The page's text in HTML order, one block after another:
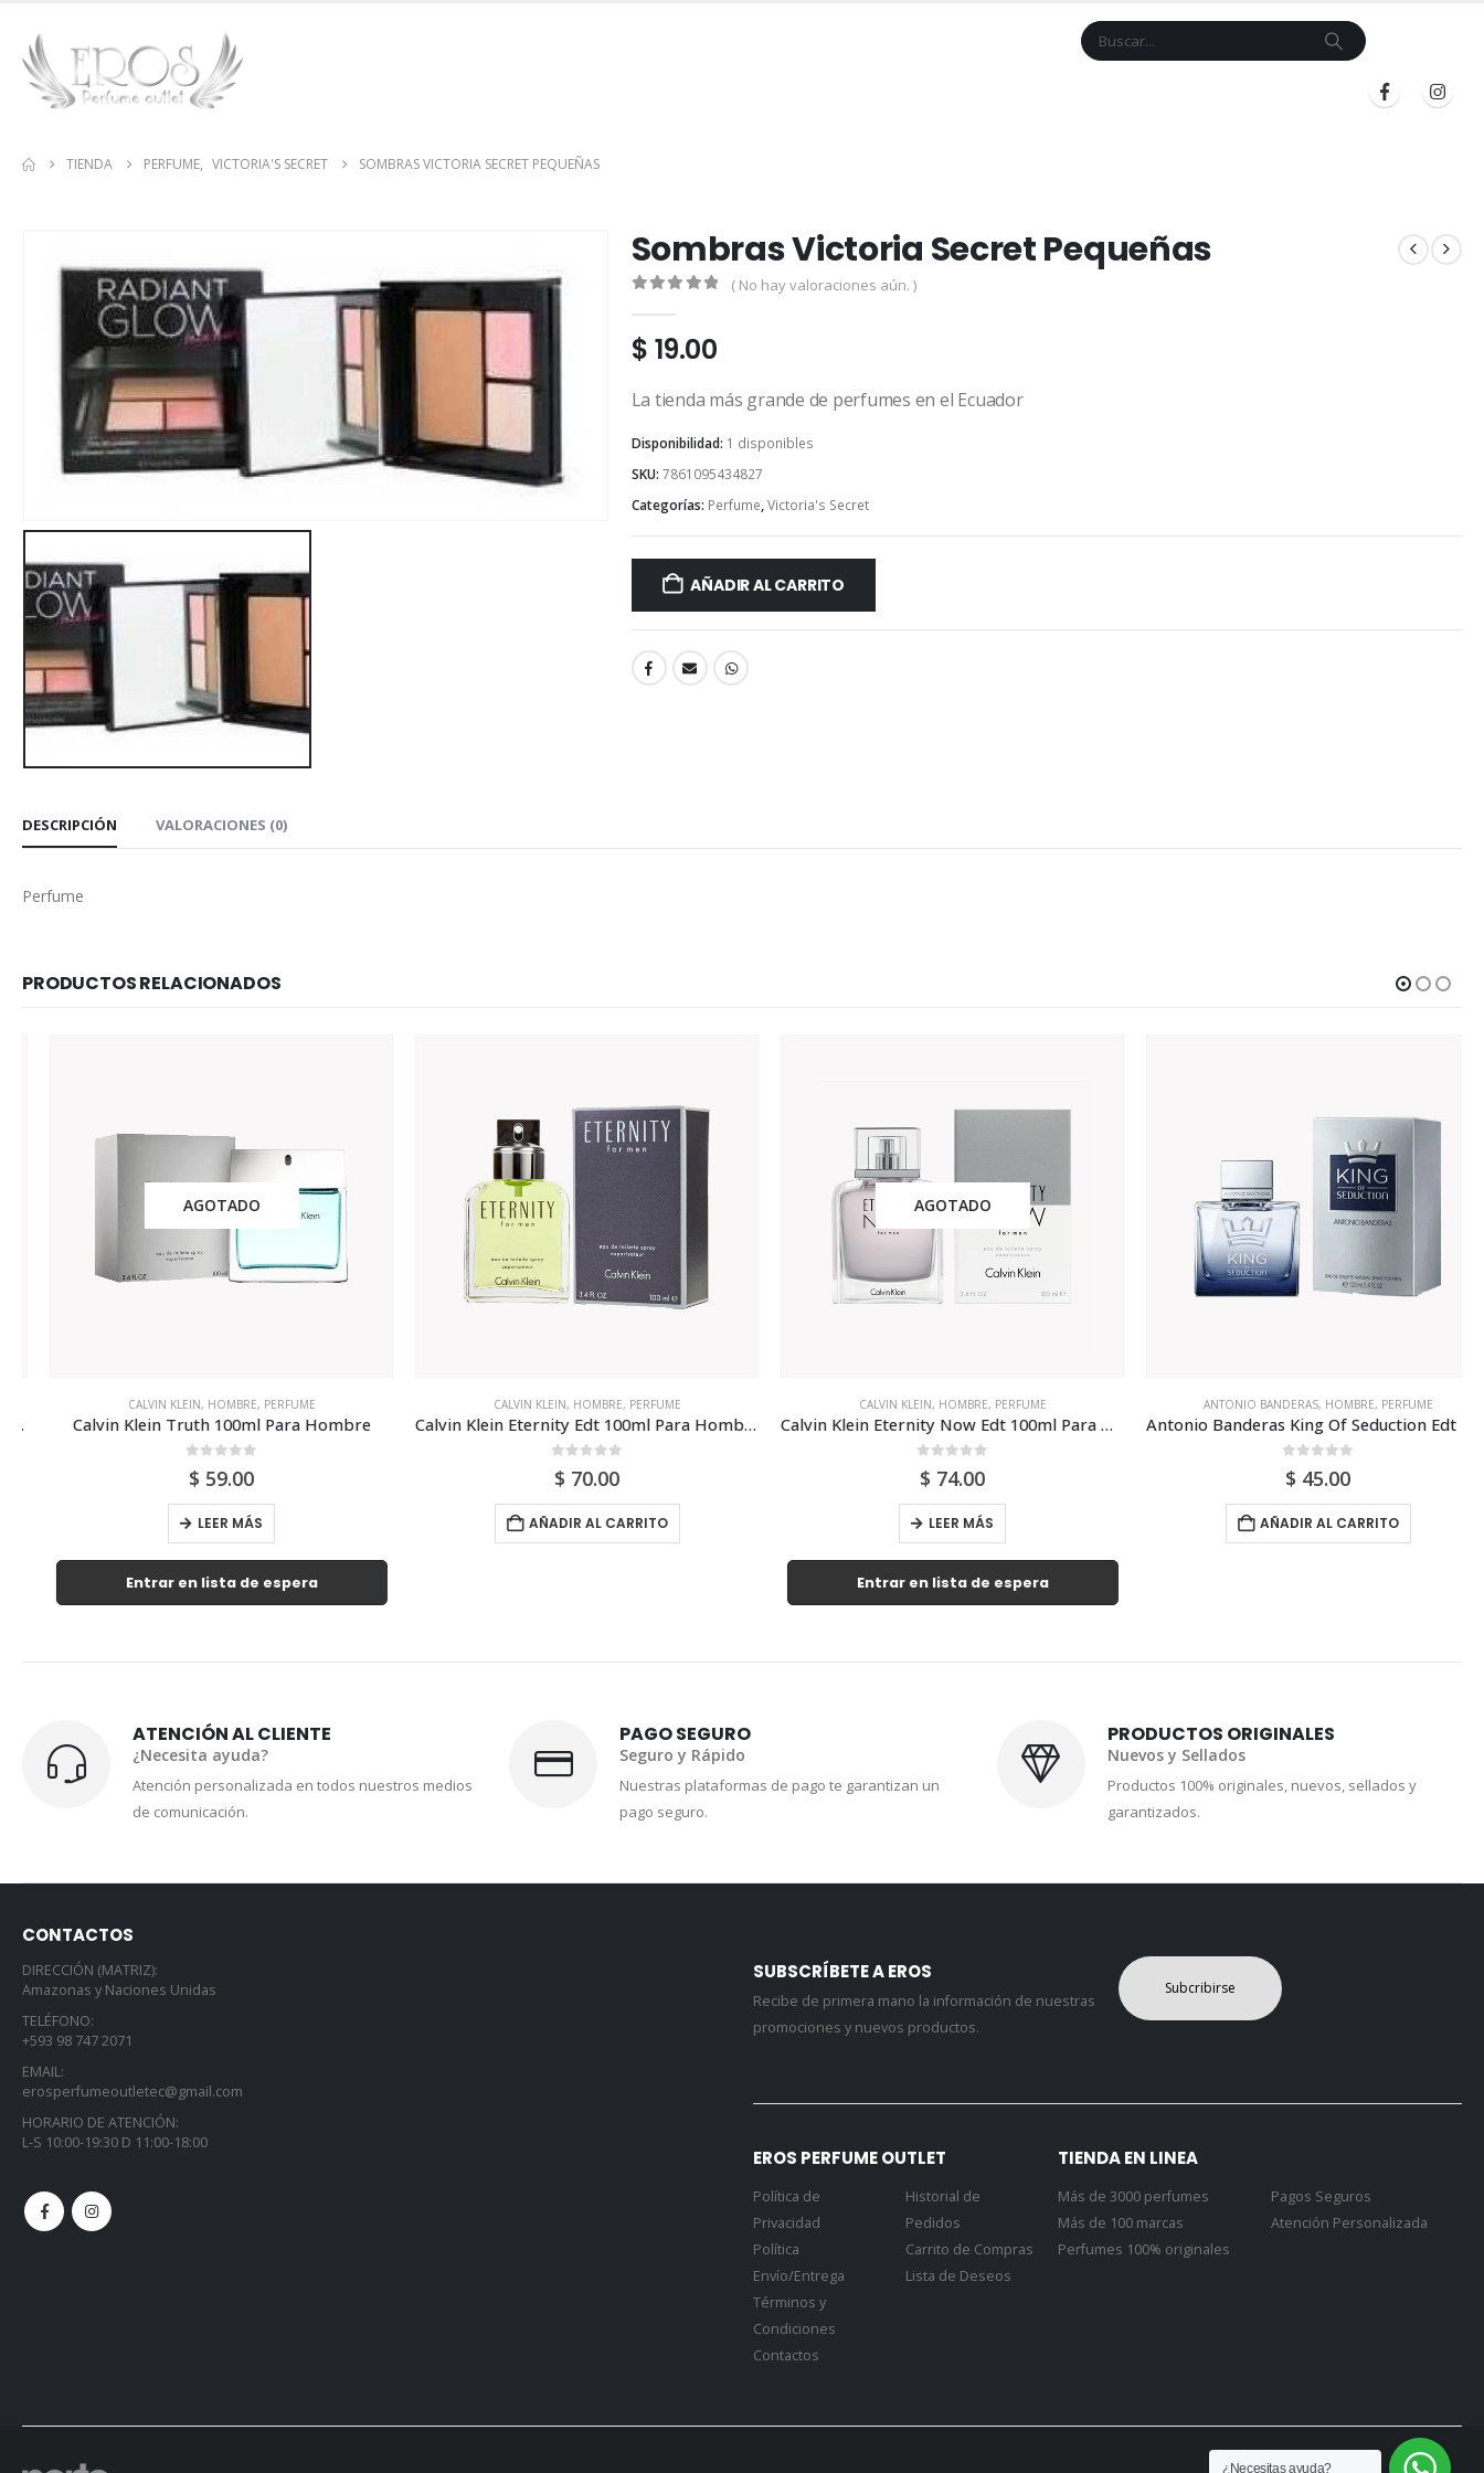
TIENDA PERFUME, VICTORIA'S SECRET SOMBRAS VICTORIA SECRET PEQUEÑAS
Sombras Victoria Secret Pequeñas
( No hay valoraciones aún. )
$ 19.00
La tienda más grande de perfumes en el Ecuador
Disponibilidad: 1 disponibles
SKU: 7861095434827
Categorías: Perfume,Victoria's Secret
AÑADIR AL CARRITO
DESCRIPCIÓN VALORACIONES (0)
Perfume
PRODUCTOS RELACIONADOS
AGOTADO
CALVIN KLEIN,HOMBRE,PERFUME
Calvin Klein Truth 100ml Para Hombre
out of 5
59.00
LEER MÁS
Entrar en lista de espera
CALVIN KLEIN,HOMBRE,PERFUME
Calvin Klein Eternity Edt 100ml Para Hombre
out of 5
70.00
AÑADIR AL CARRITO
AGOTADO
CALVIN KLEIN,HOMBRE,PERFUME
Calvin Klein Eternity Now Edt 100ml Para Hombre
out of 5
74.00
LEER MÁS
Entrar en lista de espera
ANTONIO BANDERAS,HOMBRE,PERFUME
Antonio Banderas King Of Seduction Edt 100ml Para Hombre
out of 5
45.00
AÑADIR AL CARRITO
ATENCIÓN AL CLIENTE
¿Necesita ayuda?
Atención personalizada en todos nuestros medios
de comunicación.
PAGO SEGURO
Seguro y Rápido
Nuestras plataformas de pago te garantizan un
pago seguro.
PRODUCTOS ORIGINALES
Nuevos y Sellados
Productos 100% originales, nuevos, sellados y
garantizados.
CONTACTOS
DIRECCIÓN (MATRIZ):
Amazonas y Naciones Unidas
TELÉFONO:
+593 98 747 2071
EMAIL:
erosperfumeoutletec@gmail.com
HORARIO DE ATENCIÓN:
L-S 10:00-19:30 D 11:00-18:00
SUBSCRÍBETE A EROS
Recibe de primera mano la información de nuestras
promociones y nuevos productos.
Subcribirse
EROS PERFUME OUTLET
Política de
Privacidad
Política
Envío/Entrega
Términos y
Condiciones
Contactos
Historial de
Pedidos
Carrito de Compras
Lista de Deseos
TIENDA EN LINEA
Más de 3000 perfumes
Más de 100 marcas
Perfumes 100% originales
Pagos Seguros
Atención Personalizada
¿Necesitas ayuda?